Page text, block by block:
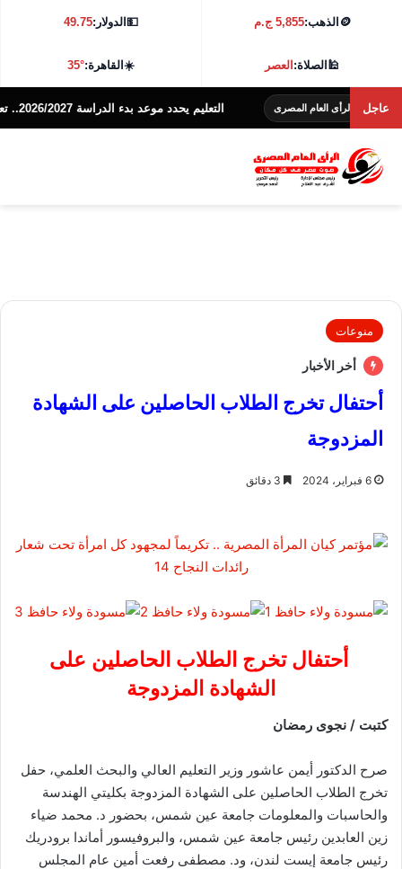
🪙 الذهب:5,855 ج.م 💵الدولار:49.75
🕌الصلاة:العصر ☀️القاهرة:35°
عاجل
الرأى العام المصرى التعليم يحدد موعد بدء الدراسة 2026/2027.. تعرف على التفاصيل
منوعات
أخر الأخبار
أحتفال تخرج الطلاب الحاصلين على الشهادة
المزدوجة
6 فبراير، 2024
أحتفال تخرج الطلاب الحاصلين على
الشهادة المزدوجة
كتبت / نجوى رمضان
صرح الدكتور أيمن عاشور وزير التعليم العالي والبحث العلمي، حفل
تخرج الطلاب الحاصلين على الشهادة المزدوجة بكليتي الهندسة
والحاسبات والمعلومات جامعة عين شمس، بحضور د. محمد ضياء
زين العابدين رئيس جامعة عين شمس، والبروفيسور أماندا برودريك
رئيس جامعة إيست لندن، ود. مصطفى رفعت أمين عام المجلس